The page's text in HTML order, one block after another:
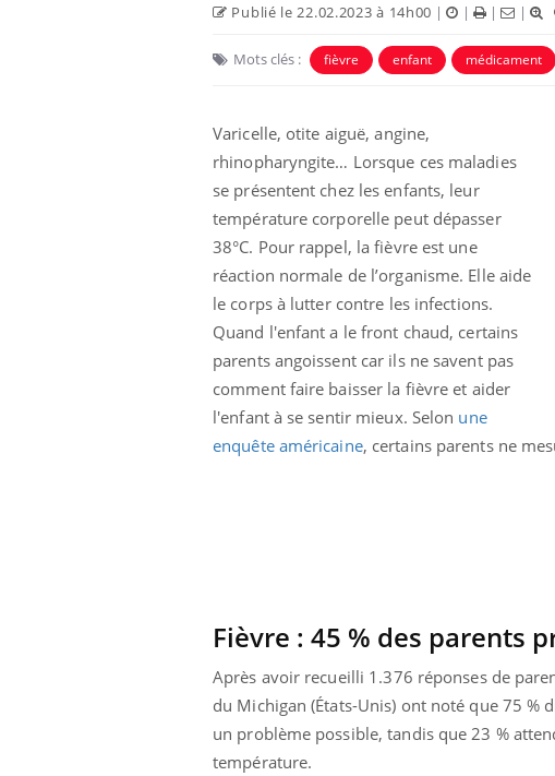
Publié le 22.02.2023 à 14h00 | | | |
Mots clés : fièvre enfant médicament
Varicelle, otite aiguë, angine,
rhinopharyngite… Lorsque ces maladies
se présentent chez les enfants, leur
température corporelle peut dépasser
38°C. Pour rappel, la fièvre est une
réaction normale de l’organisme. Elle aide
le corps à lutter contre les infections.
Quand l'enfant a le front chaud, certains
parents angoissent car ils ne savent pas
comment faire baisser la fièvre et aider
l'enfant à se sentir mieux. Selon une
enquête américaine, certains parents ne
Fièvre : 45 % des parents
Après avoir recueilli 1.376 réponses de
du Michigan (États-Unis) ont noté que 75
un problème possible, tandis que 23 %
température.
Eczéma Chronique des Mains :
expliquer ma maladieYoutube
Il y a des sujets qui sont faciles à aborder...
d'autres non ! D'un côté, poser des
questions sur la maladie d'un proche c'est
Youtube
Carence
prévenir
Fatigue,
même
carence en
...